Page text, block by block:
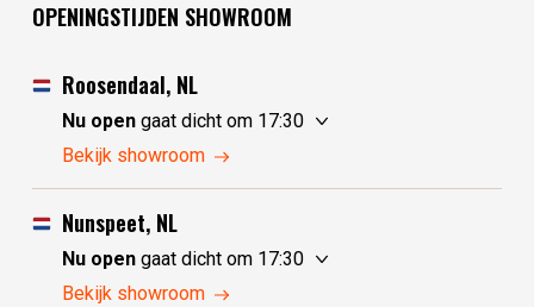
OPENINGSTIJDEN SHOWROOM
Roosendaal, NL
Nu opengaat dicht om 17:30
zaterdag
zondag
10:00 - 17:30
maandag
dinsdag
woensdag
Bekijk showroom
Nunspeet, NL
Nu opengaat dicht om 17:30
zaterdag
Bekijk showroom